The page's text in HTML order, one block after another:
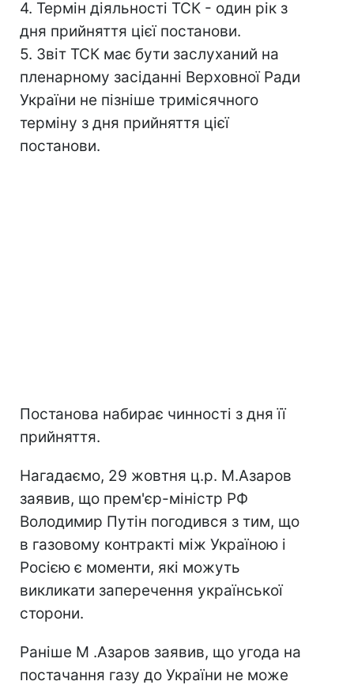
4. Термін діяльності ТСК - один рік з
дня прийняття цієї постанови.
5. Звіт ТСК має бути заслуханий на
пленарному засіданні Верховної Ради
України не пізніше тримісячного
терміну з дня прийняття цієї
постанови.
Постанова набирає чинності з дня її
прийняття.
Нагадаємо, 29 жовтня ц.р. М.Азаров
заявив, що прем'єр-міністр РФ
Володимир Путін погодився з тим, що
в газовому контракті між Україною і
Росією є моменти, які можуть
викликати заперечення української
сторони.
Раніше М .Азаров заявив, що угода на
постачання газу до України не може